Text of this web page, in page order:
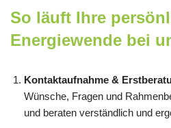
So läuft Ihre
Energiewende bei
Kontaktaufnahme &
Wünsche, Fragen und
und beraten verständlich und